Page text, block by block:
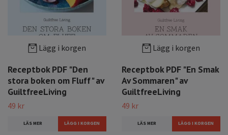
Lägg i korgen
Receptbok PDF "Den
stora boken om Fluff" av
GuiltfreeLiving
49 kr
LÄS MER
Lägg i korgen
Receptbok PDF "En Smak
Av Sommaren" av
GuiltfreeLiving
49 kr
LÄS MER